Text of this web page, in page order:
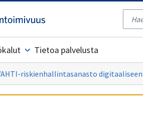
Tietoa palvelusta
riskienhallintasanasto